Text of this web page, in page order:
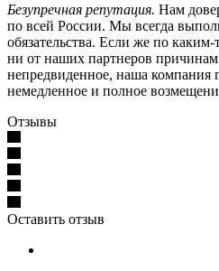
Безупречная репутация. Нам
по всей России. Мы всегда
обязательства. Если же по
ни от наших партнеров причинам
непредвиденное, наша компания
немедленное и полное
Отзывы
Оставить отзыв